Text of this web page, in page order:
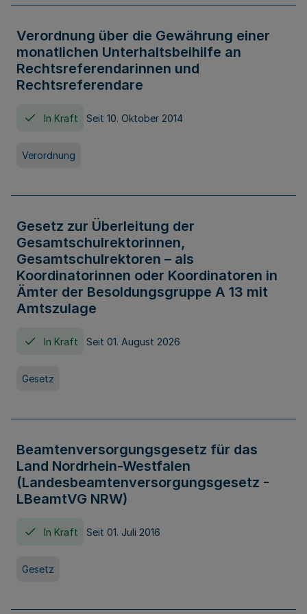
Verordnung über die Gewährung einer
monatlichen Unterhaltsbeihilfe an
Rechtsreferendarinnen und
Rechtsreferendare
In Kraft Seit 10. Oktober 2014
Verordnung
Gesetz zur Überleitung der
Gesamtschulrektorinnen,
Gesamtschulrektoren – als
Koordinatorinnen oder Koordinatoren in
Ämter der Besoldungsgruppe A 13 mit
Amtszulage
In Kraft Seit 01. August 2026
Gesetz
Beamtenversorgungsgesetz für das
Land Nordrhein-Westfalen
(Landesbeamtenversorgungsgesetz -
LBeamtVG NRW)
In Kraft Seit 01. Juli 2016
Gesetz